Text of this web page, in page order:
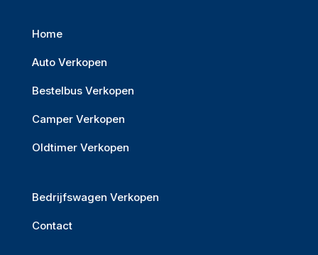
Home
Auto Verkopen
Bestelbus Verkopen
Camper Verkopen
Oldtimer Verkopen
Bedrijfswagen Verkopen
Contact